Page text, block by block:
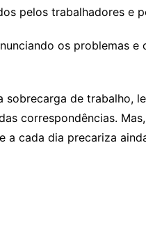
pelos trabalhadores e
os problemas e
de trabalho,
correspondências.
cada dia precariza